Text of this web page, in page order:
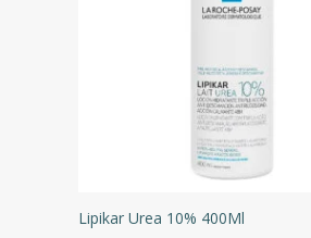
Lipikar Urea 10% 400Ml